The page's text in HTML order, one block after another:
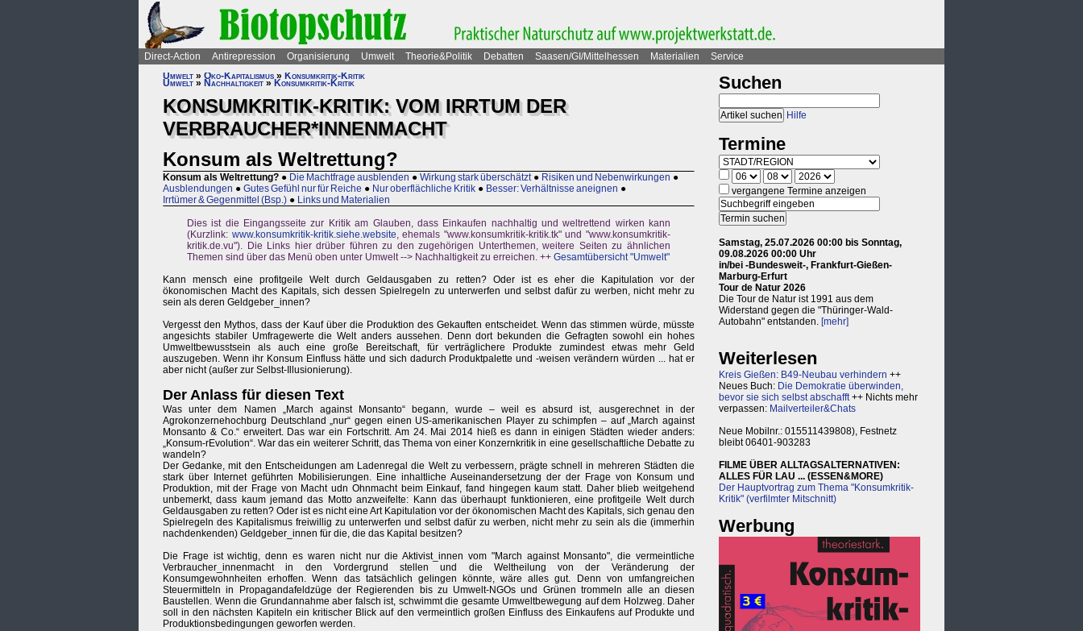
Direct-Action Antirepression Organisierung Umwelt Theorie&Politik Debatten Saasen/GI/Mittelhessen Materialien
Service
Umwelt » Öko-Kapitalismus » Konsumkritik-Kritik
Umwelt » Nachhaltigkeit » Konsumkritik-Kritik
KONSUMKRITIK-KRITIK: VOM IRRTUM DER
VERBRAUCHER*INNENMACHT
Konsum als Weltrettung?
Konsum als Weltrettung? ● Die Machtfrage ausblenden ● Wirkung stark überschätzt ● Risiken und Nebenwirkungen ●
Ausblendungen ● Gutes Gefühl nur für Reiche ● Nur oberflächliche Kritik ● Besser: Verhältnisse aneignen ●
Irrtümer & Gegenmittel (Bsp.) ● Links und Materialien
Dies ist die Eingangsseite zur Kritik am Glauben, dass Einkaufen nachhaltig und weltrettend wirken kann
(Kurzlink: www.konsumkritik-kritik.siehe.website, ehemals "www.konsumkritik-kritik.tk" und "www.konsumkritik-
kritik.de.vu"). Die Links hier drüber führen zu den zugehörigen Unterthemen, weitere Seiten zu ähnlichen
Themen sind über das Menü oben unter Umwelt --> Nachhaltigkeit zu erreichen. ++ Gesamtübersicht "Umwelt"
Kann mensch eine profitgeile Welt durch Geldausgaben zu retten? Oder ist es eher die Kapitulation vor der
ökonomischen Macht des Kapitals, sich dessen Spielregeln zu unterwerfen und selbst dafür zu werben, nicht mehr zu
sein als deren Geldgeber_innen?
Vergesst den Mythos, dass der Kauf über die Produktion des Gekauften entscheidet. Wenn das stimmen würde, müsste
angesichts stabiler Umfragewerte die Welt anders aussehen. Denn dort bekunden die Gefragten sowohl ein hohes
Umweltbewusstsein als auch eine große Bereitschaft, für verträglichere Produkte zumindest etwas mehr Geld
auszugeben. Wenn ihr Konsum Einfluss hätte und sich dadurch Produktpalette und -weisen verändern würden ... hat er
aber nicht (außer zur Selbst-Illusionierung).
Der Anlass für diesen Text
Was unter dem Namen „March against Monsanto“ begann, wurde – weil es absurd ist, ausgerechnet in der
Agrokonzernehochburg Deutschland „nur“ gegen einen US-amerikanischen Player zu schimpfen – auf „March against
Monsanto & Co.“ erweitert. Das war ein Fortschritt. Am 24. Mai 2014 hieß es dann in einigen Städten wieder anders:
„Konsum-rEvolution“. War das ein weiterer Schritt, das Thema von einer Konzernkritik in eine gesellschaftliche Debatte zu
wandeln?
Der Gedanke, mit den Entscheidungen am Ladenregal die Welt zu verbessern, prägte schnell in mehreren Städten die
stark über Internet geführten Mobilisierungen. Eine inhaltliche Auseinandersetzung der der Frage von Konsum und
Produktion, mit der Frage von Macht udn Ohnmacht beim Einkauf, fand hingegen kaum statt. Daher blieb weitgehend
unbemerkt, dass kaum jemand das Motto anzweifelte: Kann das überhaupt funktionieren, eine profitgeile Welt durch
Geldausgaben zu retten? Oder ist es nicht eine Art Kapitulation vor der ökonomischen Macht des Kapitals, sich genau den
Spielregeln des Kapitalismus freiwillig zu unterwerfen und selbst dafür zu werben, nicht mehr zu sein als die (immerhin
nachdenkenden) Geldgeber_innen für die, die das Kapital besitzen?
Die Frage ist wichtig, denn es waren nicht nur die Aktivist_innen vom "March against Monsanto", die vermeintliche
Verbraucher_innenmacht in den Vordergrund stellen und die Weltheilung von der Veränderung der
Konsumgewohnheiten erhoffen. Wenn das tatsächlich gelingen könnte, wäre alles gut. Denn von umfangreichen
Steuermitteln in Propagandafeldzüge der Regierenden bis zu Umwelt-NGOs und Grünen trommeln alle an diesen
Baustellen. Wenn die Grundannahme aber falsch ist, schwimmt die gesamte Umweltbewegung auf dem Holzweg. Daher
soll in den nächsten Kapiteln ein kritischer Blick auf den vermeintlich großen Einfluss des Einkaufens auf Produkte und
Produktionsbedingungen geworfen werden.
Suchen
Hilfe
Termine
vergangene Termine anzeigen
Samstag, 25.07.2026 00:00 bis Sonntag,
09.08.2026 00:00 Uhr
in/bei -Bundesweit-, Frankfurt-Gießen-
Marburg-Erfurt
Tour de Natur 2026
Die Tour de Natur ist 1991 aus dem
Widerstand gegen die "Thüringer-Wald-
Autobahn" entstanden. [mehr]
Weiterlesen
Kreis Gießen: B49-Neubau verhindern ++
Neues Buch: Die Demokratie überwinden,
bevor sie sich selbst abschafft++ Nichts mehr
verpassen: Mailverteiler&Chats
Neue Mobilnr.: 015511439808), Festnetz
bleibt 06401-903283
FILME ÜBER ALLTAGSALTERNATIVEN:
ALLES FÜR LAU ... (ESSEN&MORE)
Der Hauptvortrag zum Thema "Konsumkritik-
Kritik" (verfilmter Mitschnitt)
Werbung